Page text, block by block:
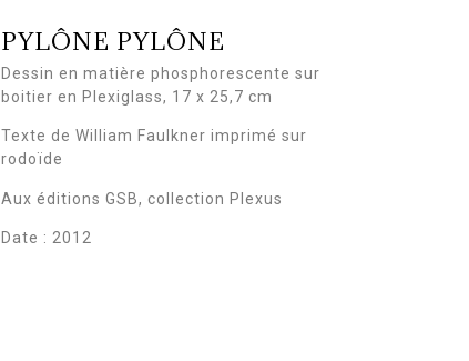
PYLÔNE PYLÔNE
Dessin en matière phosphorescente sur
boitier en Plexiglass, 17 x 25,7 cm
Texte de William Faulkner imprimé sur
rodoïde
Aux éditions GSB, collection Plexus
Date : 2012